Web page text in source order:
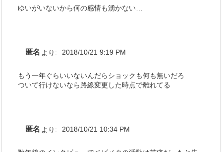
ゆいがいないから何の感情も湧かない…
匿名 より: 2018/10/21 9:19 PM
もう一年ぐらいいないんだらショックも何も無いだろ
ついて行けないなら路線変更した時点で離れてる
匿名 より: 2018/10/21 10:34 PM